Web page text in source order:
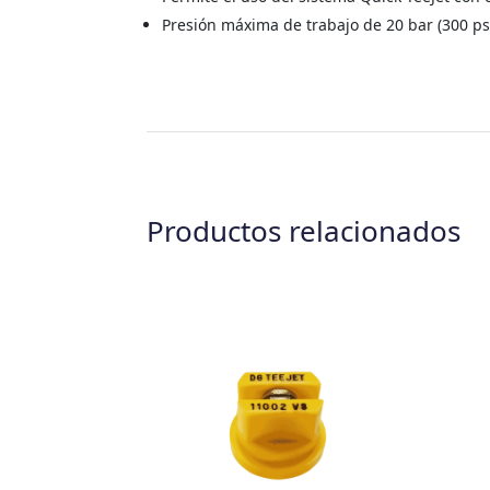
Presión máxima de trabajo de 20 bar (300
Productos relacionados